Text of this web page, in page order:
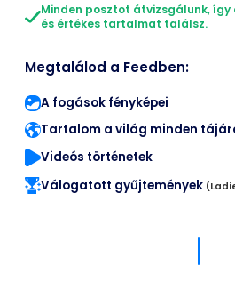
Minden posztot átvizsgálunk, így
és értékes tartalmat találsz.
Megtalálod a Feedben:
A fogások fényképei
Tartalom a világ minden
Videós történetek
Válogatott gyűjtemények